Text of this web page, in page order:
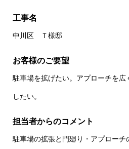
工事名
中川区 Ｔ様邸
お客様のご要望
駐車場を拡げたい。アプローチを
したい。
担当者からのコメント
駐車場の拡張と門廻り・アプロー